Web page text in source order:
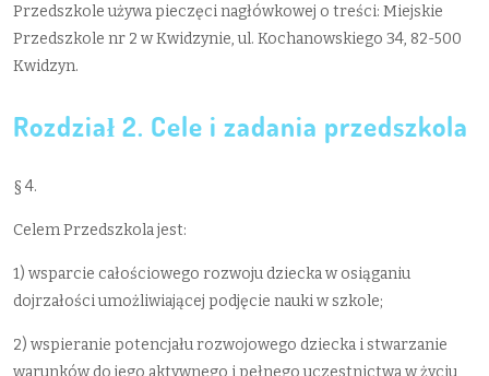
Przedszkole używa pieczęci nagłówkowej o treści: Miejskie
Przedszkole nr 2 w Kwidzynie, ul. Kochanowskiego 34, 82-500
Kwidzyn.
Rozdział 2. Cele i zadania przedszkola
§ 4.
Celem Przedszkola jest:
1) wsparcie całościowego rozwoju dziecka w osiąganiu
dojrzałości umożliwiającej podjęcie nauki w szkole;
2) wspieranie potencjału rozwojowego dziecka i stwarzanie
warunków do jego aktywnego i pełnego uczestnictwa w życiu